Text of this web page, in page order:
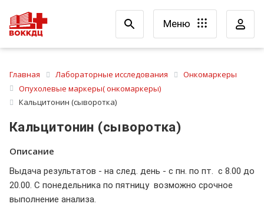
Меню
Главная Лабораторные исследования
Онкомаркеры
Опухолевые маркеры( онкомаркеры)
Кальцитонин (сыворотка)
Кальцитонин (сыворотка)
Описание
Выдача результатов - на след. день - с пн. по пт. с 8.00 до
20.00. С понедельника по пятницу возможно срочное
выполнение анализа.